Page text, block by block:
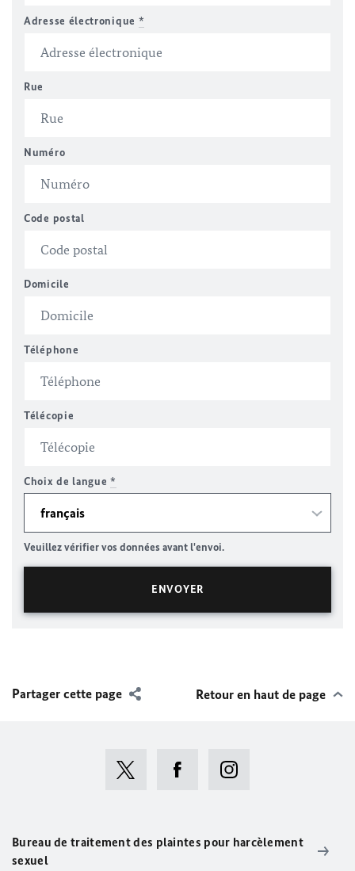
Adresse électronique *
Rue
Numéro
Code postal
Domicile
Téléphone
Télécopie
Choix de langue*
Veuillez vérifier vos données avant l'envoi.
Partager cette page Retour en haut de page
Bureau de traitement des plaintes pour harcèlement
sexuel